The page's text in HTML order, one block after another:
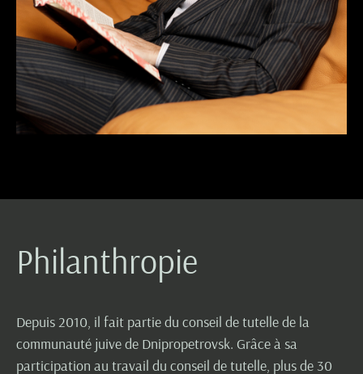
Philanthropie
Depuis 2010, il fait partie du conseil de tutelle de la
communauté juive de Dnipropetrovsk. Grâce à sa
participation au travail du conseil de tutelle, plus de 30